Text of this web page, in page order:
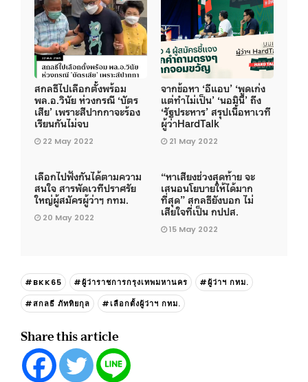
สกลธีไปเลือกตั้งพร้อม
พล.อ.วินัย ห่วงกรณี ‘บัตร
เสีย’ เพราะสีปากกาจะร้อง
เรียนกันไม่จบ
22 May 2022
จากข้อหา ‘อีแอบ’ ‘พูดเก่ง
แต่ทำไม่เป็น’ ‘นอมินี’ ถึง
‘รัฐประหาร’ สรุปเนื้อหาเวที
ผู้ว่าHardTalk
21 May 2022
เลือกไปฟังกันได้ตามความ
สนใจ สารพัดเวทีปราศรัย
ใหญ่ผู้สมัครผู้ว่าฯ กทม.
20 May 2022
“หาเสียงช่วงสุดท้าย จะ
เสนอนโยบายให้ได้มาก
ที่สุด” สกลธียังบอก ไม่
เสียใจที่เป็น กปปส.
15 May 2022
#BKK65 #ผู้ว่าราชการกรุงเทพมหานคร
#ผู้ว่าฯ กทม.
#สกลธี ภัททิยกุล
#เลือกตั้งผู้ว่าฯ กทม.
Share this article